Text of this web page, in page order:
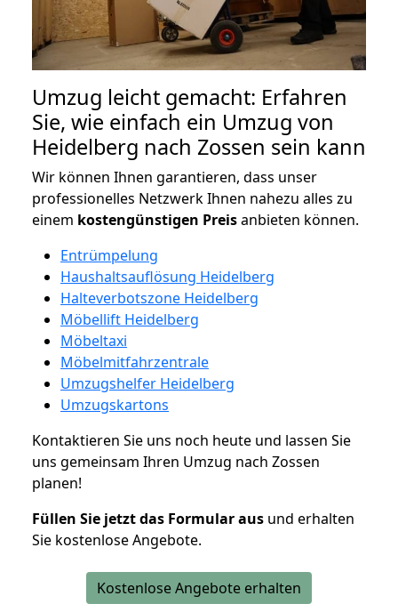
Umzug leicht gemacht: Erfahren
Sie, wie einfach ein Umzug von
Heidelberg nach Zossen sein kann
Wir können Ihnen garantieren, dass unser
professionelles Netzwerk Ihnen nahezu alles zu
einem kostengünstigen Preisanbieten können.
Entrümpelung
Haushaltsauflösung Heidelberg
Halteverbotszone Heidelberg
Möbellift Heidelberg
Möbeltaxi
Möbelmitfahrzentrale
Umzugshelfer Heidelberg
Umzugskartons
Kontaktieren Sie uns noch heute und lassen Sie
uns gemeinsam Ihren Umzug nach Zossen
planen!
Füllen Sie jetzt das Formular aus und erhalten
Sie kostenlose Angebote.
Kostenlose Angebote erhalten